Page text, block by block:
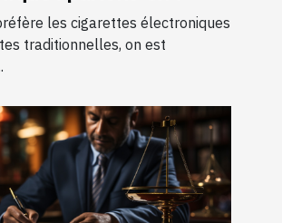
les cigarettes électroniques
traditionnelles, on est